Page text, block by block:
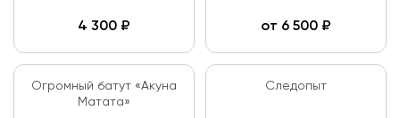
4 300 ₽ от 6 500 ₽
Огромный батут «Акуна
Матата»
Следопыт